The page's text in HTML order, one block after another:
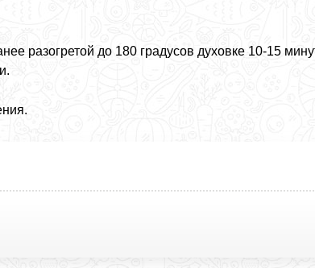
разогретой до 180 градусов духовке 10-15